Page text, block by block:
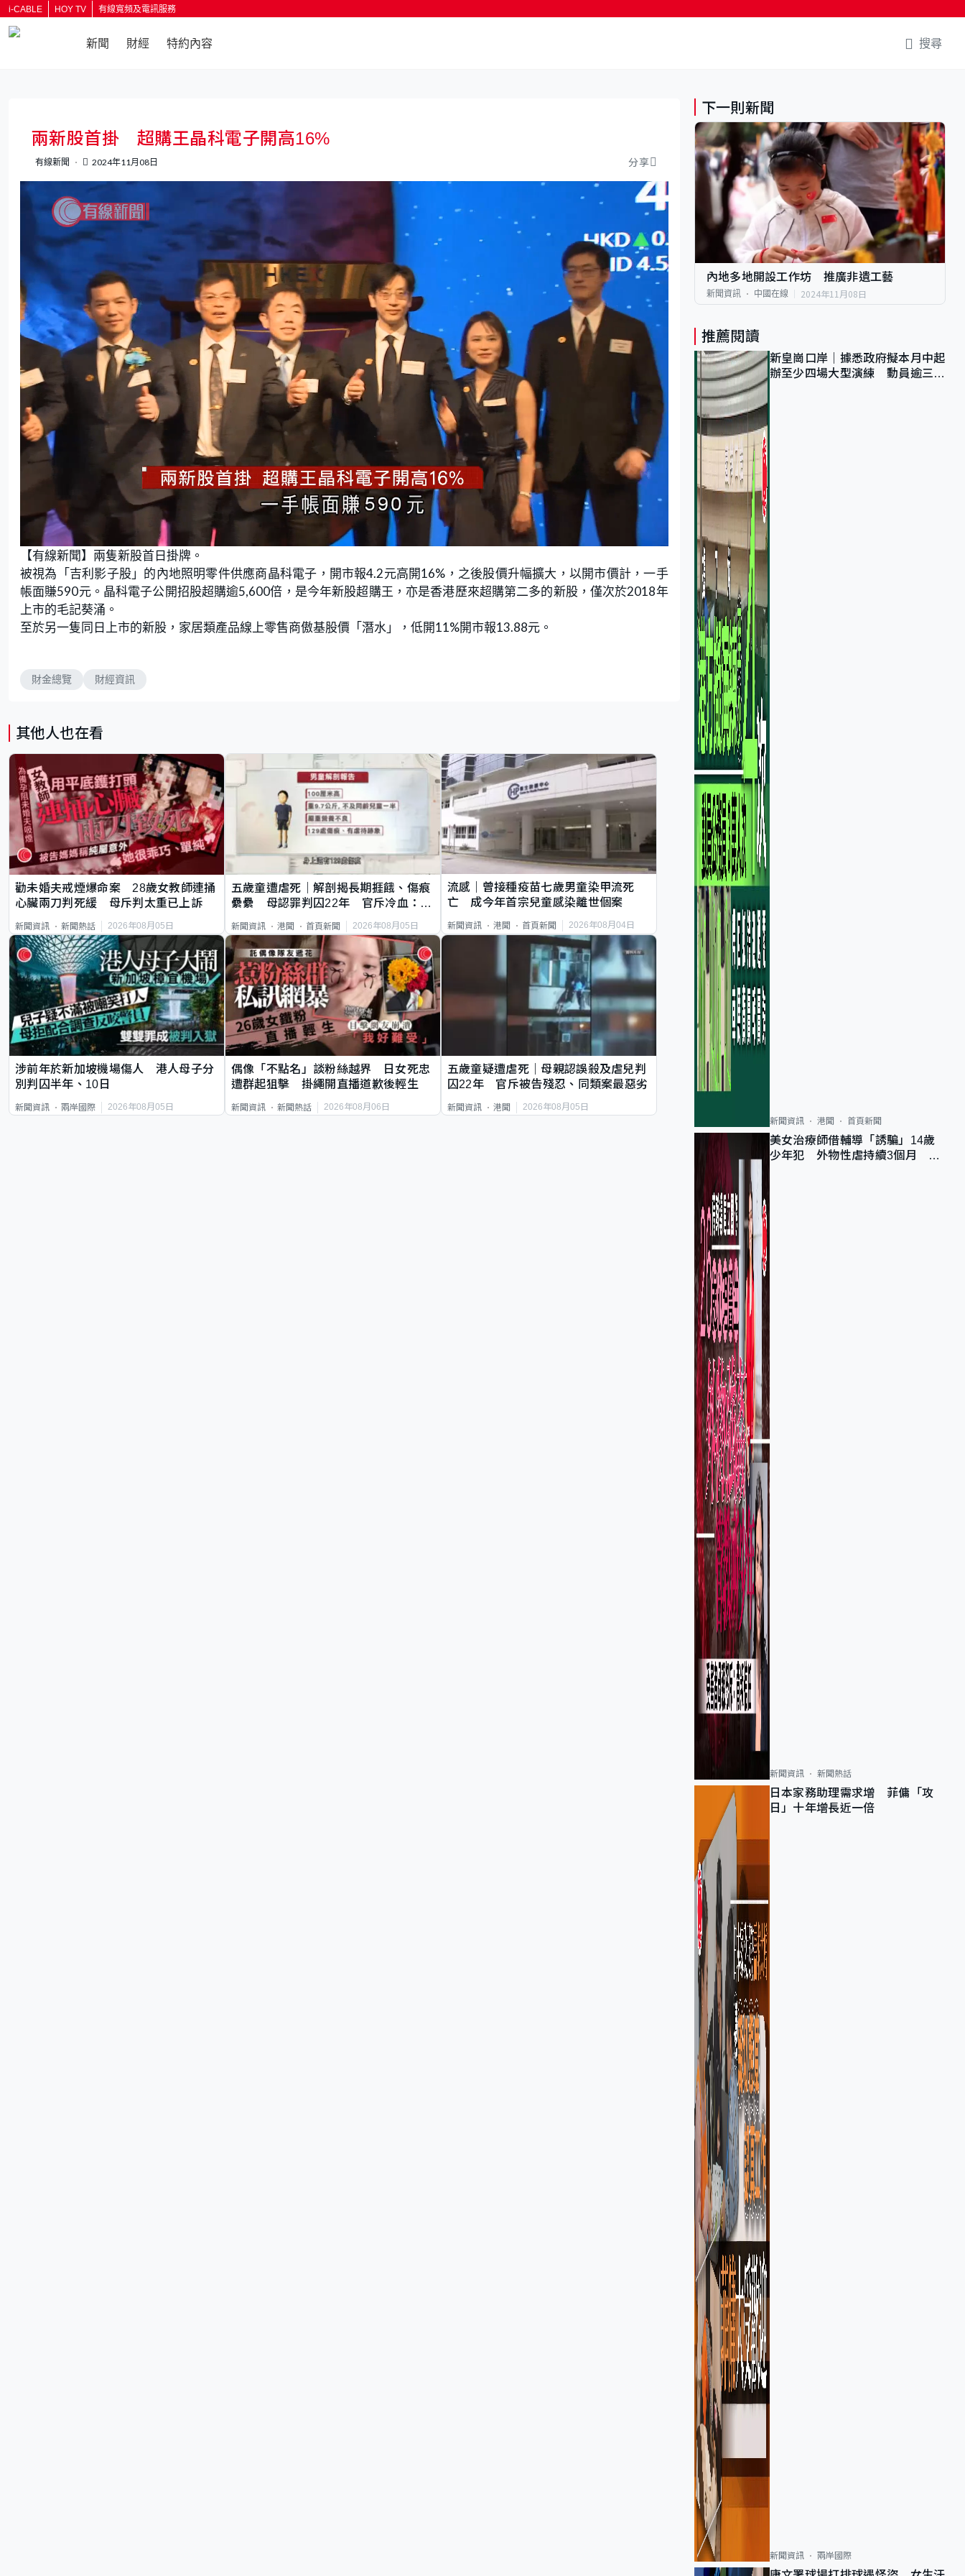
i-CABLE HOY TV 有線寬頻及電訊服務
新聞 財經 特約內容 搜尋
兩新股首掛 超購王晶科電子開高16%
有線新聞 2024年11月08日 分享
n
m
u
e
e
d
:
5
4
%
【有線新聞】兩隻新股首日掛牌。
被視為「吉利影子股」的內地照明零件供應商晶科電子，開市報4.2元高開16%，之後股價升幅擴大，以開市價計，一手
帳面賺590元。晶科電子公開招股超購逾5,600倍，是今年新股超購王，亦是香港歷來超購第二多的新股，僅次於2018年
上市的毛記葵涌。
至於另一隻同日上市的新股，家居類產品線上零售商傲基股價「潛水」，低開11%開市報13.88元。
財金總覽 財經資訊
其他人也在看
勸未婚夫戒煙爆命案 28歲女教師連捅
心臟兩刀判死緩 母斥判太重已上訴
新聞資訊 新聞熱話 2026年08月05日
五歲童遭虐死｜解剖揭長期捱餓、傷痕
纍纍 母認罪判囚22年 官斥冷血：同
新聞資訊 港聞 首頁新聞 2026年08月05日
流感｜曾接種疫苗七歲男童染甲流死
亡 成今年首宗兒童感染離世個案
新聞資訊 港聞 首頁新聞 2026年08月04日
涉前年於新加坡機場傷人 港人母子分
別判囚半年、10日
新聞資訊 兩岸國際 2026年08月05日
偶像「不點名」談粉絲越界 日女死忠
遭群起狙擊 掛繩開直播道歉後輕生
新聞資訊 新聞熱話 2026年08月06日
五歲童疑遭虐死｜母親認誤殺及虐兒判
囚22年 官斥被告殘忍、同類案最惡劣
新聞資訊 港聞 2026年08月05日
下一則新聞
內地多地開設工作坊 推廣非遺工藝
新聞資訊 中國在線 2024年11月08日
推薦閱讀
新皇崗口岸｜據悉政府擬本月中起
辦至少四場大型演練 動員逾三萬
新聞資訊 港聞 首頁新聞
美女治療師借輔導「誘騙」14歲
少年犯 外物性虐持續3個月 受
新聞資訊 新聞熱話
日本家務助理需求增 菲傭「攻
日」十年增長近一倍
新聞資訊 兩岸國際